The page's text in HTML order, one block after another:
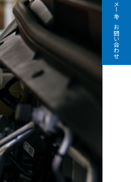
メールでお問い合わせ